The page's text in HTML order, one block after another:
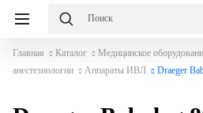
Главная Каталог
Медицинское
анестезиологии
Аппараты ИВЛ Draeger